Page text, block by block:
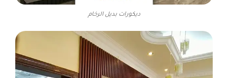
ديكورات بديل الرخام